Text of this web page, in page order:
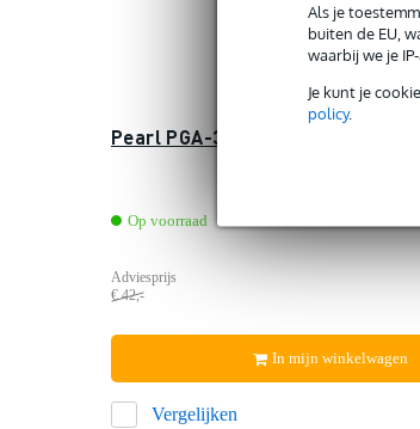
Als je
buiten de EU,
waarbij we je
Je kunt je
policy.
Pearl PGA-32 Hex Ganza
Op voorraad
Adviesprijs
€ 42,-
Vergelijken
In mijn winkelwagen